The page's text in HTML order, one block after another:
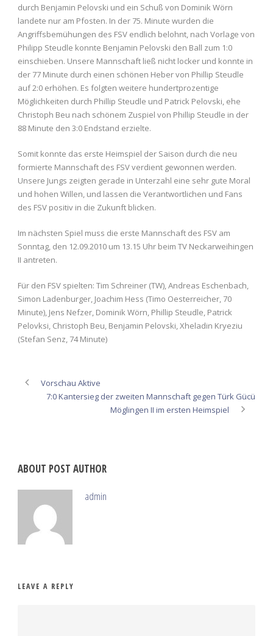
durch Benjamin Pelovski und ein Schuß von Dominik Wörn
landete nur am Pfosten. In der 75. Minute wurden die
Angriffsbemühungen des FSV endlich belohnt, nach Vorlage von
Philipp Steudle konnte Benjamin Pelovski den Ball zum 1:0
einschieben. Unsere Mannschaft ließ nicht locker und konnte in
der 77 Minute durch einen schönen Heber von Phillip Steudle
auf 2:0 erhöhen. Es folgten weitere hundertprozentige
Möglichkeiten durch Phillip Steudle und Patrick Pelovski, ehe
Christoph Beu nach schönem Zuspiel von Phillip Steudle in der
88 Minute den 3:0 Endstand erzielte.
Somit konnte das erste Heimspiel der Saison durch die neu
formierte Mannschaft des FSV verdient gewonnen werden.
Unsere Jungs zeigten gerade in Unterzahl eine sehr gute Moral
und hohen Willen, und lassen die Verantwortlichen und Fans
des FSV positiv in die Zukunft blicken.
Im nächsten Spiel muss die erste Mannschaft des FSV am
Sonntag, den 12.09.2010 um 13.15 Uhr beim TV Neckarweihingen
II antreten.
Für den FSV spielten: Tim Schreiner (TW), Andreas Eschenbach,
Simon Ladenburger, Joachim Hess (Timo Oesterreicher, 70
Minute), Jens Nefzer, Dominik Wörn, Phillip Steudle, Patrick
Pelovksi, Christoph Beu, Benjamin Pelovski, Xheladin Kryeziu
(Stefan Senz, 74 Minute)
Vorschau Aktive
7:0 Kantersieg der zweiten Mannschaft gegen Türk Gücü
Möglingen II im ersten Heimspiel
ABOUT POST AUTHOR
admin
LEAVE A REPLY